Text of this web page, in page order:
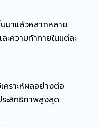
มาแล้วหลากหลาย
ะความท้าทายในแต่ละ
คราะห์ผลอย่างต่อ
ระสิทธิภาพสูงสุด